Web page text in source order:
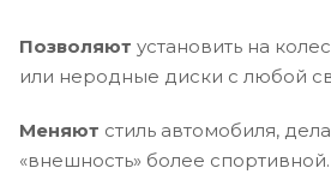
Позволяют установить на
или неродные диски с любой
Меняют стиль автомобиля,
«внешность» более спортивной.